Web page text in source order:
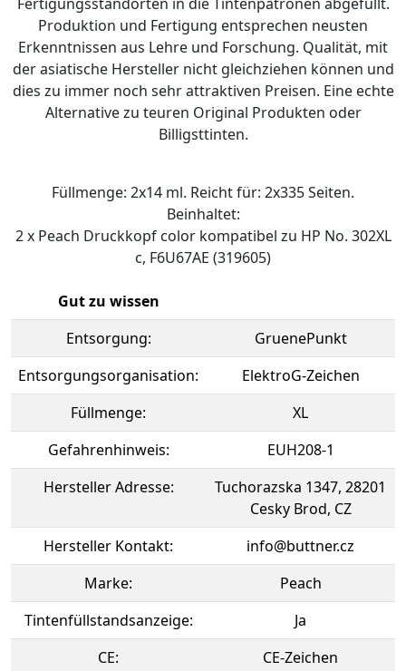
Produktion und Fertigung entsprechen neusten
Erkenntnissen aus Lehre und Forschung. Qualität, mit
der asiatische Hersteller nicht gleichziehen können und
dies zu immer noch sehr attraktiven Preisen. Eine echte
Alternative zu teuren Original Produkten oder
Billigsttinten.
Füllmenge: 2x14 ml. Reicht für: 2x335 Seiten.
Beinhaltet:
2 x Peach Druckkopf color kompatibel zu HP No. 302XL
c, F6U67AE (319605)
Gut zu wissen
Entsorgung:
GruenePunkt
Entsorgungsorganisation:
ElektroG-Zeichen
Füllmenge:
XL
Gefahrenhinweis:
EUH208-1
Hersteller Adresse:
Tuchorazska 1347, 28201
Cesky Brod, CZ
Hersteller Kontakt:
info@buttner.cz
Marke:
Peach
Tintenfüllstandsanzeige:
Ja
CE:
CE-Zeichen